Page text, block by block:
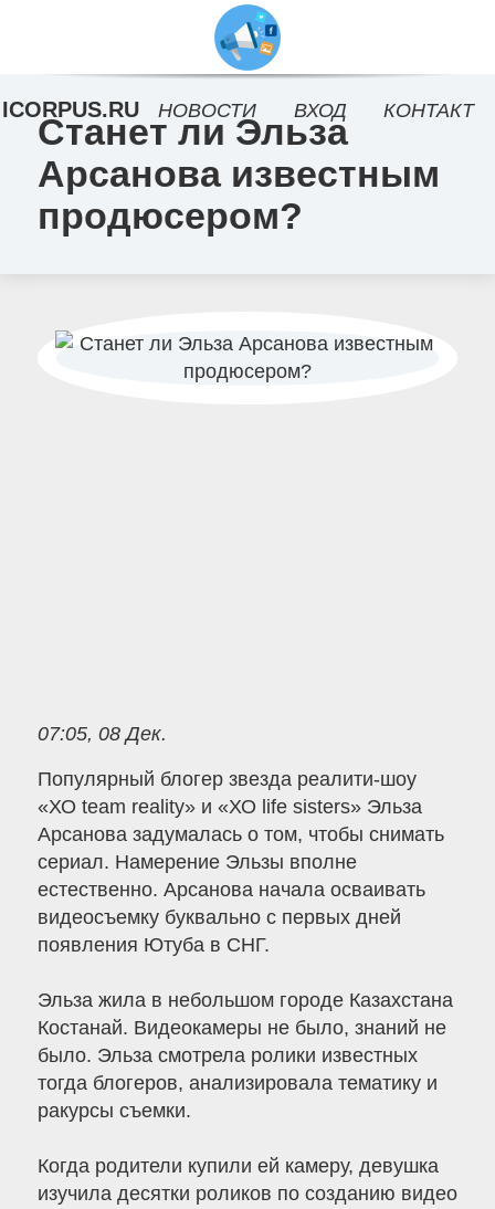
Станет ли Эльза
Арсанова известным
продюсером?
07:05, 08 Дек.
Популярный блогер звезда реалити-шоу
«ХО team reality» и «ХО life sisters» Эльза
Арсанова задумалась о том, чтобы снимать
сериал. Намерение Эльзы вполне
естественно. Арсанова начала осваивать
видеосъемку буквально с первых дней
появления Ютуба в СНГ.
Эльза жила в небольшом городе Казахстана
Костанай. Видеокамеры не было, знаний не
было. Эльза смотрела ролики известных
тогда блогеров, анализировала тематику и
ракурсы съемки.
Когда родители купили ей камеру, девушка
изучила десятки роликов по созданию видео
ICORPUS.RU НОВОСТИ ВХОД КОНТАКТ